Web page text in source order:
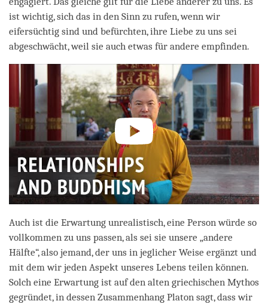
ist wichtig, sich das in den Sinn zu rufen, wenn wir
eifersüchtig sind und befürchten, ihre Liebe zu uns sei
abgeschwächt, weil sie auch etwas für andere empfinden.
Auch ist die Erwartung unrealistisch, eine Person würde so
vollkommen zu uns passen, als sei sie unsere „andere
Hälfte“, also jemand, der uns in jeglicher Weise ergänzt und
mit dem wir jeden Aspekt unseres Lebens teilen können.
Solch eine Erwartung ist auf den alten griechischen Mythos
gegründet, in dessen Zusammenhang Platon sagt, dass wir